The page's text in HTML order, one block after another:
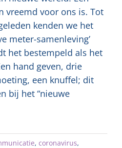
vreemd voor ons is. Tot
kenden we het
meter-samenleving’
het bestempeld als het
hand geven, drie
een knuffel; dit
bij het “nieuwe
, coronavirus,